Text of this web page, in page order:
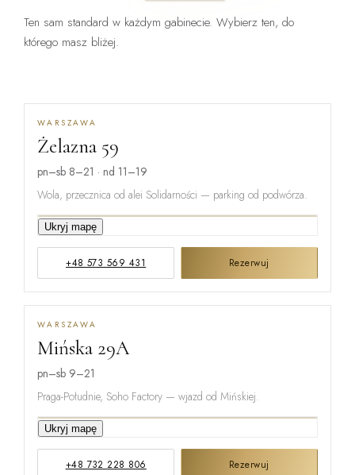
Ten sam standard w każdym gabinecie. Wybierz ten, do
którego masz bliżej.
WARSZAWA
Żelazna 59
pn–sb 8–21 · nd 11–19
Wola, przecznica od alei Solidarności — parking od podwórza.
GRZYBOWSKA
ŻELAZNA
Ukryj mapę
+48 573 569 431 Rezerwuj
WARSZAWA
Mińska 29A
pn–sb 9–21
Praga-Południe, Soho Factory — wjazd od Mińskiej.
ŻUPNICZA
Ukryj mapę
+48 732 228 806 Rezerwuj